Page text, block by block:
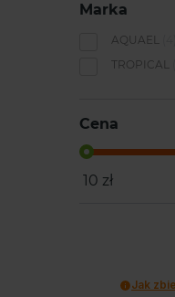
Marka
AQUAEL
TROPICAL
Cena
10 zł
Jak